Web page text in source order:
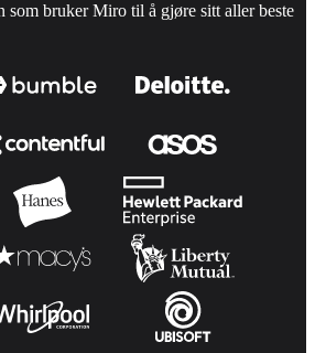
som bruker Miro til å gjøre sitt aller beste